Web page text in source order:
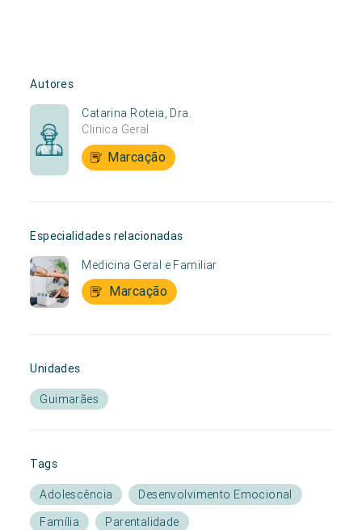
Autores
Catarina Roteia, Dra.
Clinica Geral
Marcação
Especialidades relacionadas
Medicina Geral e Familiar
Marcação
Unidades
Guimarães
Tags
Adolescência
Desenvolvimento Emocional
Família
Parentalidade